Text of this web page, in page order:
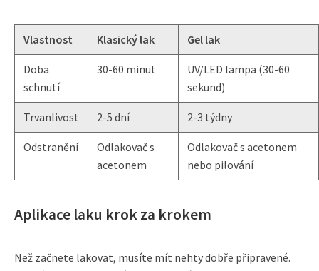
Vlastnost Klasický lak Gel lak
Doba
schnutí
30-60 minut
UV/LED lampa (30-60
sekund)
Trvanlivost 2-5 dní 2-3 týdny
Odstranění
Odlakovač s
acetonem
Odlakovač s acetonem
nebo pilování
Aplikace laku krok za krokem
Než začnete lakovat, musíte mít nehty dobře připravené.